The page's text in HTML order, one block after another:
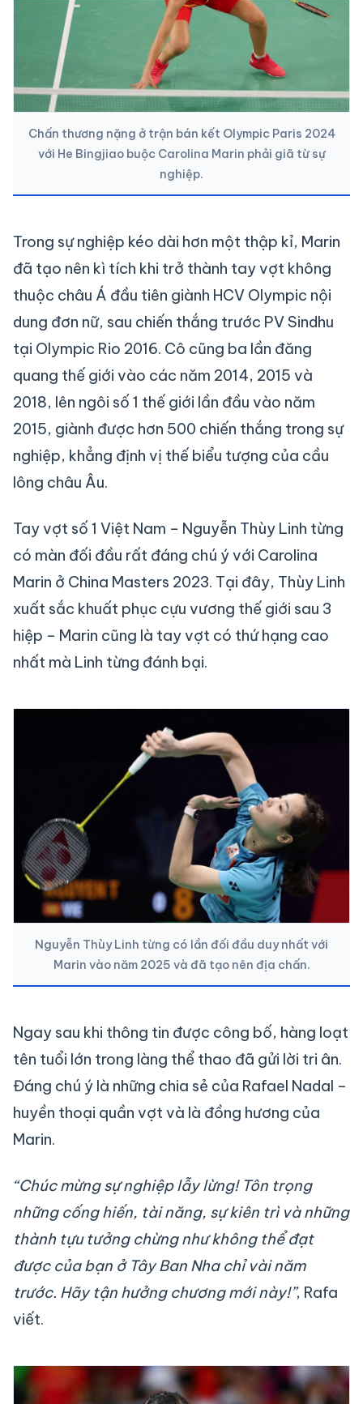
Chấn thương nặng ở trận bán kết Olympic Paris 2024
với He Bingjiao buộc Carolina Marin phải giã từ sự
nghiệp.
Trong sự nghiệp kéo dài hơn một thập kỉ, Marin
đã tạo nên kì tích khi trở thành tay vợt không
thuộc châu Á đầu tiên giành HCV Olympic nội
dung đơn nữ, sau chiến thắng trước PV Sindhu
tại Olympic Rio 2016. Cô cũng ba lần đăng
quang thế giới vào các năm 2014, 2015 và
2018, lên ngôi số 1 thế giới lần đầu vào năm
2015, giành được hơn 500 chiến thắng trong sự
nghiệp, khẳng định vị thế biểu tượng của cầu
lông châu Âu.
Tay vợt số 1 Việt Nam – Nguyễn Thùy Linh từng
có màn đối đầu rất đáng chú ý với Carolina
Marin ở China Masters 2023. Tại đây, Thùy Linh
xuất sắc khuất phục cựu vương thế giới sau 3
hiệp – Marin cũng là tay vợt có thứ hạng cao
nhất mà Linh từng đánh bại.
Nguyễn Thùy Linh từng có lần đối đầu duy nhất với
Marin vào năm 2025 và đã tạo nên địa chấn.
Ngay sau khi thông tin được công bố, hàng loạt
tên tuổi lớn trong làng thể thao đã gửi lời tri ân.
Đáng chú ý là những chia sẻ của Rafael Nadal –
huyền thoại quần vợt và là đồng hương của
Marin.
“Chúc mừng sự nghiệp lẫy lừng! Tôn trọng
những cống hiến, tài năng, sự kiên trì và những
thành tựu tưởng chừng như không thể đạt
được của bạn ở Tây Ban Nha chỉ vài năm
trước. Hãy tận hưởng chương mới này!”, Rafa
viết.